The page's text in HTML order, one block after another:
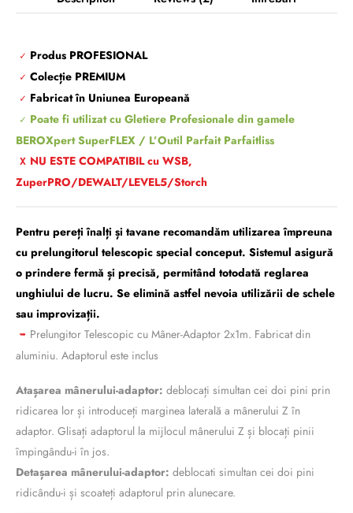
✓ Produs PROFESIONAL
✓ Colecție PREMIUM
✓ Fabricat în Uniunea Europeană
✓ Poate fi utilizat cu Gletiere Profesionale din gamele
BEROXpert SuperFLEX / L’Outil Parfait Parfaitliss
X NU ESTE COMPATIBIL cu WSB,
ZuperPRO/DEWALT/LEVEL5/Storch
Pentru pereți înalți și tavane recomandăm utilizarea împreuna
cu prelungitorul telescopic special conceput. Sistemul asigură
o prindere fermă și precisă, permitând totodată reglarea
unghiului de lucru. Se elimină astfel nevoia utilizării de schele
sau improvizații.
➥ Prelungitor Telescopic cu Mâner-Adaptor 2x1m. Fabricat din
aluminiu. Adaptorul este inclus
Atașarea mânerului-adaptor: deblocați simultan cei doi pini prin
ridicarea lor și introduceți marginea laterală a mânerului Z în
adaptor. Glisați adaptorul la mijlocul mânerului Z și blocați pinii
împingându-i în jos.
Detașarea mânerului-adaptor: deblocati simultan cei doi pini
ridicându-i și scoateți adaptorul prin alunecare.